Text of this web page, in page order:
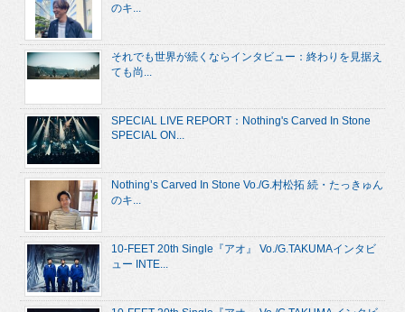
のキ...
それでも世界が続くならインタビュー：終わりを見据え
ても尚...
SPECIAL LIVE REPORT：Nothing's Carved In Stone
SPECIAL ON...
Nothing’s Carved In Stone Vo./G.村松拓 続・たっきゅん
のキ...
10-FEET 20th Single『アオ』 Vo./G.TAKUMAインタビ
ュー INTE...